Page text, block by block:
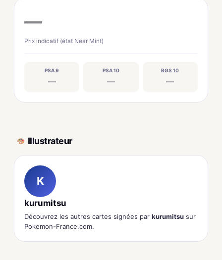
—
Prix indicatif (état Near Mint)
PSA 9
—
PSA 10
—
BGS 10
—
Illustrateur
K
kurumitsu
Découvrez les autres cartes signées par kurumitsu sur
Pokemon-France.com.